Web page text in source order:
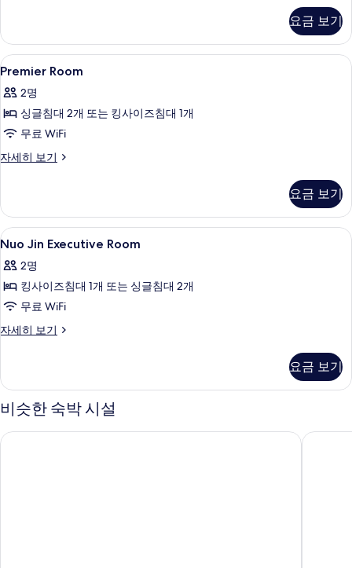
두
보
기
(NUO)
자
세
보
기
요금 보기
Premier
Room
사
진
모
두
13
Premier Room
2명
싱글침대 2개 또는 킹사이즈침대 1개
무료 WiFi
자세히 보기
Premier
히
보
기
요금 보기
Nuo
Jin
Executive
Room
사
진
보
기
15
Nuo Jin Executive Room
2명
킹사이즈침대 1개 또는 싱글침대 2개
무료 WiFi
자세히 보기
Nuo
자
히
기
요금 보기
비슷한 숙박 시설
크라운 플라자 베이징 리도 바이 IHG 홀리데